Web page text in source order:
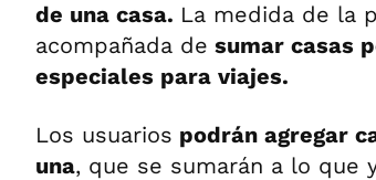
de una casa. La medida de la
acompañada de sumar casas
especiales para viajes.
Los usuarios podrán agregar
una, que se sumarán a lo que